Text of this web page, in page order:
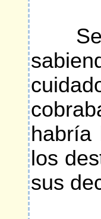
Ser
habría
los
sus